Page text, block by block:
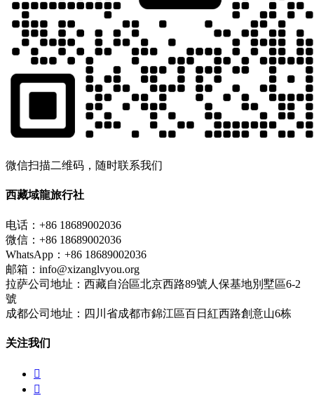
微信扫描二维码，随时联系我们
西藏域龍旅行社
电话：+86 18689002036
微信：+86 18689002036
WhatsApp：+86 18689002036
邮箱：info@xizanglvyou.org
拉萨公司地址：西藏自治區北京西路89號人保基地別墅區6-2
號
成都公司地址：四川省成都市錦江區百日紅西路創意山6栋
关注我们

